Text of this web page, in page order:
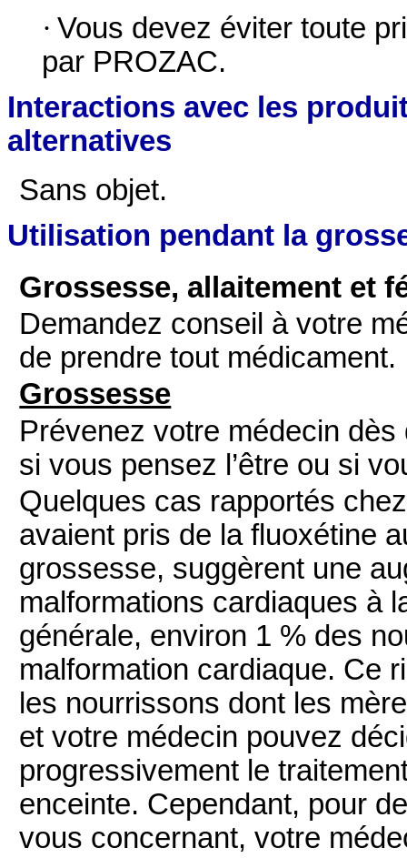
· Vous devez éviter toute
par PROZAC.
Interactions avec les
alternatives
Sans objet.
Utilisation pendant la
Grossesse, allaitement et
Demandez conseil à votre
de prendre tout médicament.
Grossesse
Prévenez votre médecin
si vous pensez l’être ou si
Quelques cas rapportés
avaient pris de la fluoxétine
grossesse, suggèrent une
malformations cardiaques à
générale, environ 1 % des
malformation cardiaque. Ce
les nourrissons dont les
et votre médecin pouvez
progressivement le
enceinte. Cependant, pour
vous concernant, votre